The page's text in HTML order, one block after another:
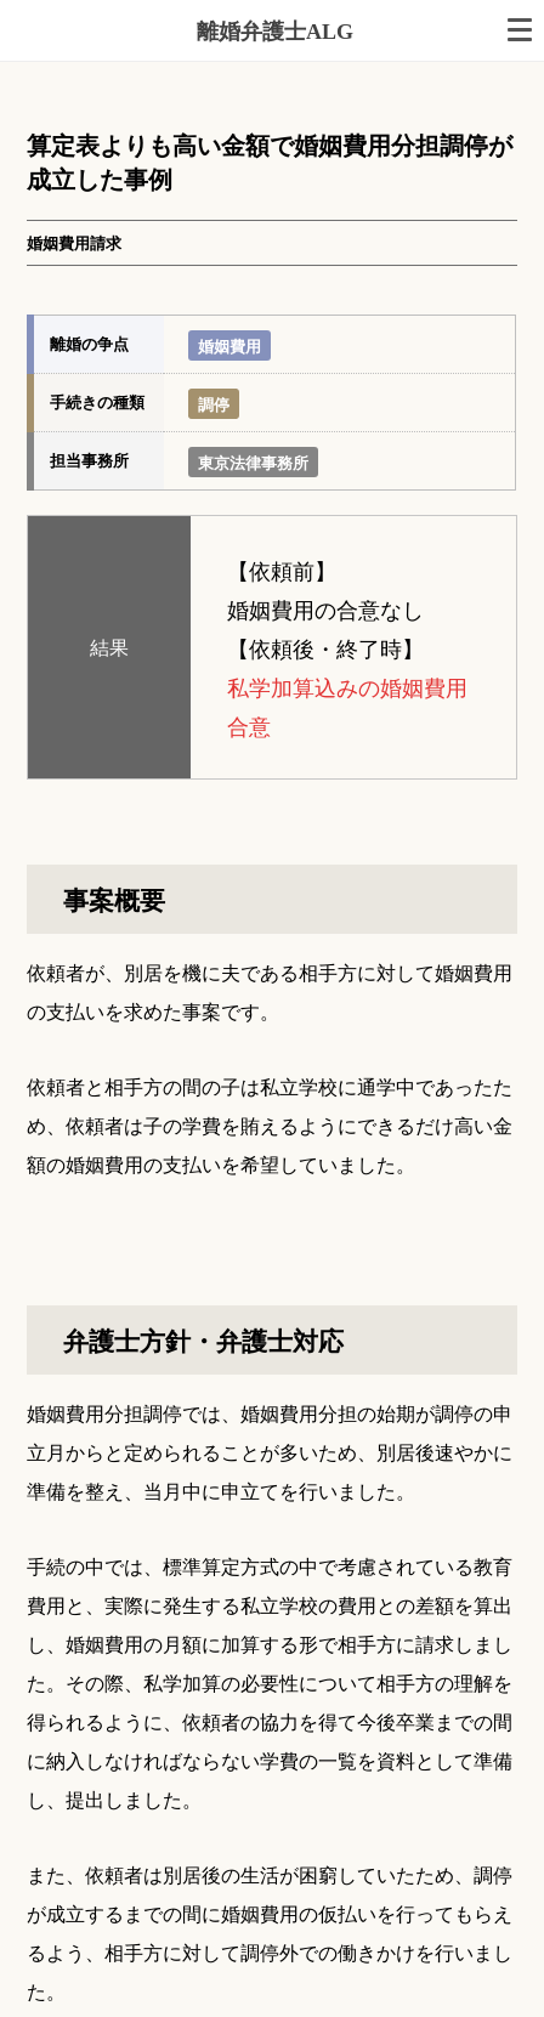
離婚弁護士ALG
算定表よりも高い金額で婚姻費用分担調停が
成立した事例
婚姻費用請求
離婚の争点 婚姻費用
手続きの種類 調停
担当事務所 東京法律事務所
結果
【依頼前】
婚姻費用の合意なし
【依頼後・終了時】
私学加算込みの婚姻費用
合意
事案概要
依頼者が、別居を機に夫である相手方に対して婚姻費用
の支払いを求めた事案です。
依頼者と相手方の間の子は私立学校に通学中であったた
め、依頼者は子の学費を賄えるようにできるだけ高い金
額の婚姻費用の支払いを希望していました。
弁護士方針・弁護士対応
婚姻費用分担調停では、婚姻費用分担の始期が調停の申
立月からと定められることが多いため、別居後速やかに
準備を整え、当月中に申立てを行いました。
手続の中では、標準算定方式の中で考慮されている教育
費用と、実際に発生する私立学校の費用との差額を算出
し、婚姻費用の月額に加算する形で相手方に請求しまし
た。その際、私学加算の必要性について相手方の理解を
得られるように、依頼者の協力を得て今後卒業までの間
に納入しなければならない学費の一覧を資料として準備
し、提出しました。
また、依頼者は別居後の生活が困窮していたため、調停
が成立するまでの間に婚姻費用の仮払いを行ってもらえ
るよう、相手方に対して調停外での働きかけを行いまし
た。